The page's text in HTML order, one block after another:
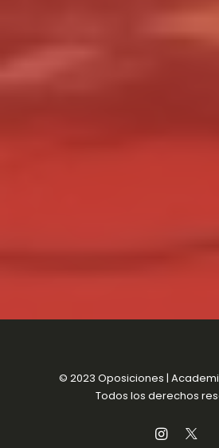
© 2023 Oposiciones |
Todos los derechos